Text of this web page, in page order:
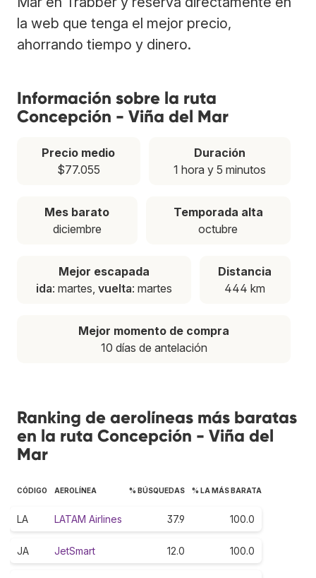
la web que tenga el mejor precio,
ahorrando tiempo y dinero.
Información sobre la ruta
Concepción - Viña del Mar
Precio medio
$77.055
Duración
1 hora y 5 minutos
Mes barato
diciembre
Temporada alta
octubre
Mejor escapada
ida: martes, vuelta: martes
Distancia
444 km
Mejor momento de compra
10 días de antelación
Ranking de aerolíneas más baratas
en la ruta Concepción - Viña del
Mar
CÓDIGO AEROLÍNEA % BÚSQUEDAS % LA MÁS BARATA
LA LATAM Airlines 37.9 100.0
JA JetSmart 12.0 100.0